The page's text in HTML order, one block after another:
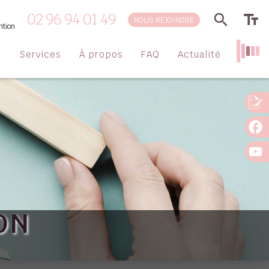
02 96 94 01 49 NOUS REJOINDRE
Services À propos FAQ Actualité